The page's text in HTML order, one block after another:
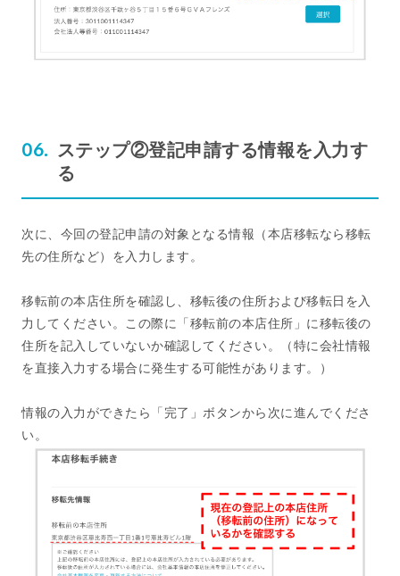
ステップ②登記申請する情報を入力す
る
次に、今回の登記申請の対象となる情報（本店移転なら移転
先の住所など）を入力します。
移転前の本店住所を確認し、移転後の住所および移転日を入
力してください。この際に「移転前の本店住所」に移転後の
住所を記入していないか確認してください。（特に会社情報
を直接入力する場合に発生する可能性があります。）
情報の入力ができたら「完了」ボタンから次に進んでくださ
い。